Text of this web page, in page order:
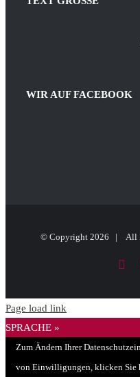
WIR AUF FACEBOOK
© Copyright 2026 | All
Page load link
SPRACHE »
Zum Ändern Ihrer
von Einwilligungen, klicken Sie